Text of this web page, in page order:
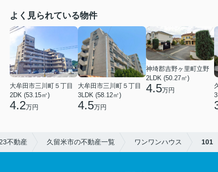
よく見られている物件
大牟田市三川町５丁目
2DK (53.15㎡)
4.2万円
大牟田市三川町５丁目
3LDK (58.12㎡)
4.5万円
神埼郡吉野ヶ里町立野
2LDK (50.27㎡)
4.5万円
不動産 久留米市の不動産一覧 ワンワンハウス 101